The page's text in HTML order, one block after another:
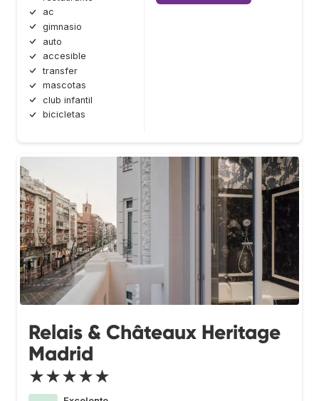
ac
gimnasio
auto
accesible
transfer
mascotas
club infantil
bicicletas
Relais & Châteaux Heritage
Madrid
★★★★★